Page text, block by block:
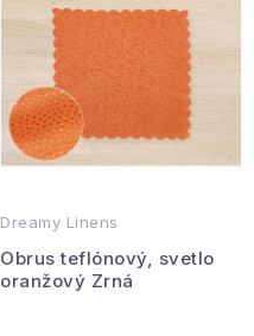
Dreamy Linens
Obrus teflónový, svetlo
oranžový Zrná